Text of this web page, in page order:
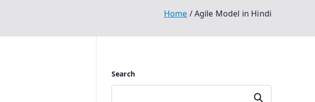
Home Agile Model in Hindi
Search
Search